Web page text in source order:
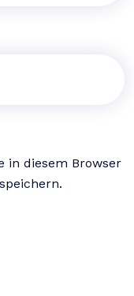
in diesem Browser